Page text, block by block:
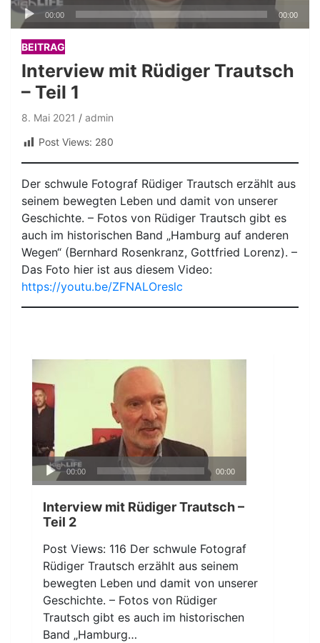
Audio-
Player
00:00 00:00
BEITRAG
Interview mit Rüdiger Trautsch
– Teil 1
8. Mai 2021
admin
Post Views: 280
Der schwule Fotograf Rüdiger Trautsch erzählt aus
seinem bewegten Leben und damit von unserer
Geschichte. – Fotos von Rüdiger Trautsch gibt es
auch im historischen Band „Hamburg auf anderen
Wegen“ (Bernhard Rosenkranz, Gottfried Lorenz). –
Das Foto hier ist aus diesem Video:
https://youtu.be/ZFNALOreslc
Audio-
Player
00:00 00:00
Interview mit Rüdiger Trautsch –
Teil 2
Post Views: 116 Der schwule Fotograf
Rüdiger Trautsch erzählt aus seinem
bewegten Leben und damit von unserer
Geschichte. – Fotos von Rüdiger
Trautsch gibt es auch im historischen
Band „Hamburg…